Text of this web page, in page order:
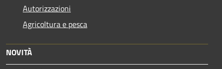
Autorizzazioni
Agricoltura e pesca
NOVITÀ